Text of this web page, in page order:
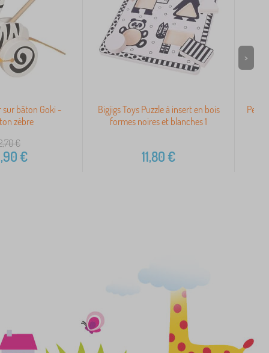
sur bâton Goki -
zèbre
€
€
Bigjigs Toys Puzzle à insert en bois
formes noires et blanches 1
11,80€
Petit
>